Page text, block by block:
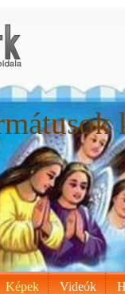
Képek Videók